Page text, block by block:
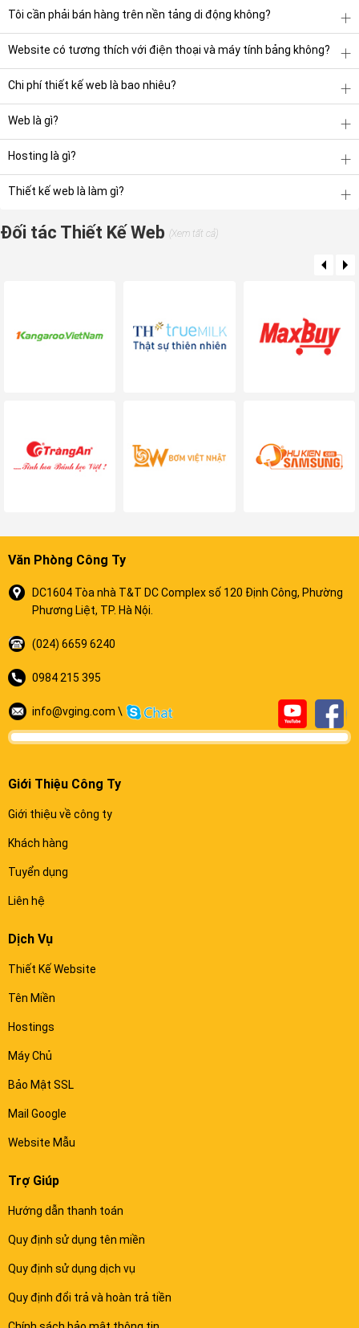
Tôi cần phải bán hàng trên nền tảng di động không?
Website có tương thích với điện thoại và máy tính bảng không?
Chi phí thiết kế web là bao nhiêu?
Web là gì?
Hosting là gì?
Thiết kế web là làm gì?
Đối tác Thiết Kế Web (Xem tất cả)
Văn Phòng Công Ty
DC1604 Tòa nhà T&T DC Complex số 120 Định Công, Phường
Phương Liệt, TP. Hà Nội.
(024) 6659 6240
0984 215 395
info@vging.com \
Giới Thiệu Công Ty
Giới thiệu về công ty
Khách hàng
Tuyển dụng
Liên hệ
Dịch Vụ
Thiết Kế Website
Tên Miền
Hostings
Máy Chủ
Bảo Mật SSL
Mail Google
Website Mẫu
Trợ Giúp
Hướng dẫn thanh toán
Quy định sử dụng tên miền
Quy định sử dụng dịch vụ
Quy định đổi trả và hoàn trả tiền